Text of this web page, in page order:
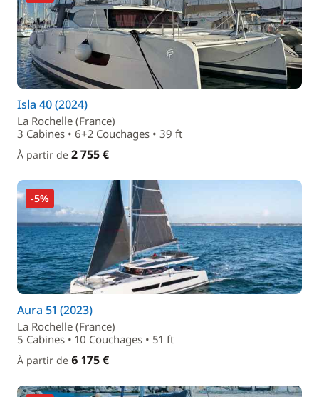
Isla 40 (2024)
La Rochelle (France)
3 Cabines • 6+2 Couchages • 39 ft
À partir de 2 755 €
-5%
Aura 51 (2023)
La Rochelle (France)
5 Cabines • 10 Couchages • 51 ft
À partir de 6 175 €